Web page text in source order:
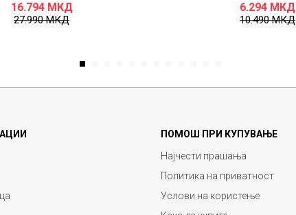
16.794 МКД
27.990МКД
6.294 МКД
10.490МКД
1
ПОМОШ ПРИ КУПУВАЊЕ
Најчести прашања
Политика на приватност
Услови на користење